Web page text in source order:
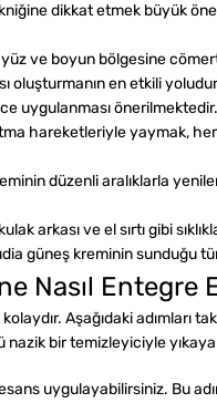
dikkat etmek büyük
ve boyun bölgesine
oluşturmanın en etkili
uygulanması
hareketleriyle yaymak,
düzenli aralıklarla
arkası ve el sırtı gibi
güneş kreminin sunduğu
Nasıl Entegre
Aşağıdaki adımları
bir temizleyiciyle
uygulayabilirsiniz. Bu